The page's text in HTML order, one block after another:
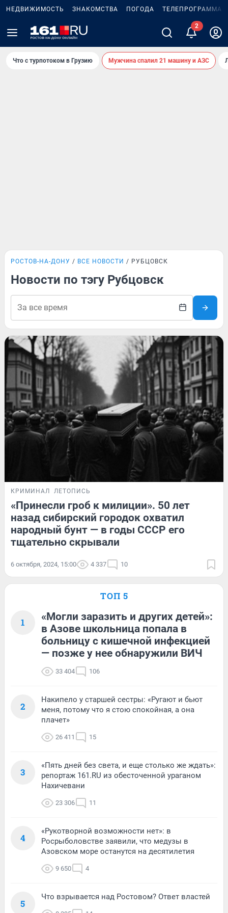
НЕДВИЖИМОСТЬ ЗНАКОМСТВА ПОГОДА ТЕЛЕПРОГРАММА
2
Что с турпотоком в Грузию Мужчина спалил 21 машину и АЗС
РОСТОВ-НА-ДОНУ ВСЕ НОВОСТИ РУБЦОВСК
Новости по тэгу Рубцовск
КРИМИНАЛ ЛЕТОПИСЬ
«Принесли гроб к милиции». 50 лет
назад сибирский городок охватил
народный бунт — в годы СССР его
тщательно скрывали
6 октября, 2024, 15:00 4 337 10
ТОП 5
1
«Могли заразить и других детей»:
в Азове школьница попала в
больницу с кишечной инфекцией
— позже у нее обнаружили ВИЧ
33 404 106
2
Накипело у старшей сестры: «Ругают и бьют
меня, потому что я стою спокойная, а она
плачет»
26 411 15
3
«Пять дней без света, и еще столько же ждать»:
репортаж 161.RU из обесточенной ураганом
Нахичевани
23 306 11
4
«Рукотворной возможности нет»: в
Росрыболовстве заявили, что медузы в
Азовском море останутся на десятилетия
9 650 4
5
Что взрывается над Ростовом? Ответ властей